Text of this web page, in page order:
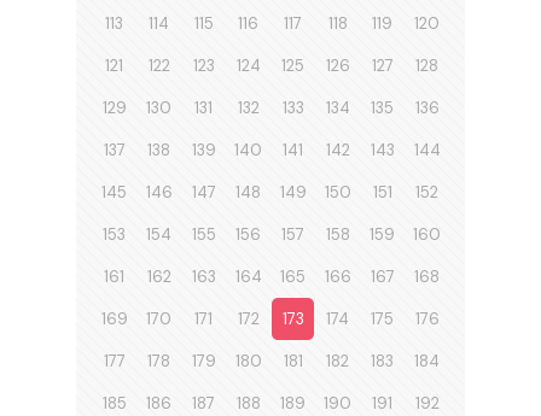
113 114 115 116 117 118 119 120
121 122 123 124 125 126 127 128
129 130 131 132 133 134 135 136
137 138 139 140 141 142 143 144
145 146 147 148 149 150 151 152
153 154 155 156 157 158 159 160
161 162 163 164 165 166 167 168
169 170 171 172 173 174 175 176
177 178 179 180 181 182 183 184
185 186 187 188 189 190 191 192